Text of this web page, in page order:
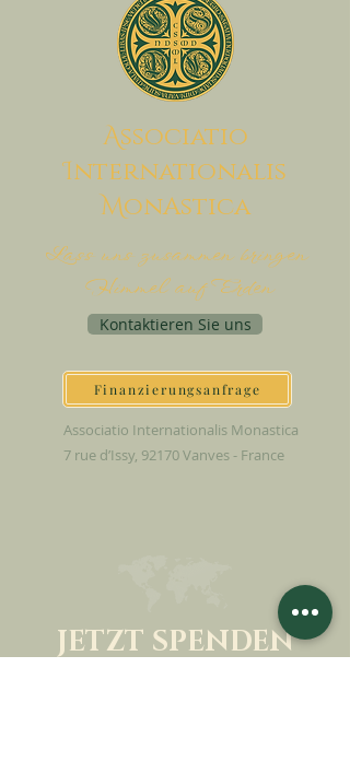
Associatio
Internationalis
MonAstica
Lass uns zusammen bringen
Himmel auf Erden
Kontaktieren Sie uns
Finanzierungsanfrage
Associatio Internationalis Monastica
7 rue d’Issy, 92170 Vanves - France
JETZT SPENDEN